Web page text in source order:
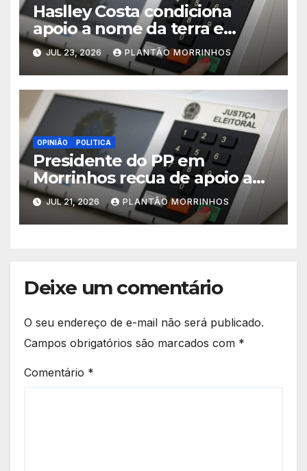
Haslley Costa condiciona
apoio a nome da terra e
defende candidatura única
em Morrinhos
JUL 23, 2026 PLANTÃO MORRINHOS
OPINIÃO POLITICA
Presidente do PP em
Morrinhos recua de apoio a
Magal e declara aliança com
Terezinha Amaral
JUL 21, 2026 PLANTÃO MORRINHOS
Deixe um comentário
O seu endereço de e-mail não será publicado.
Campos obrigatórios são marcados com *
Comentário *